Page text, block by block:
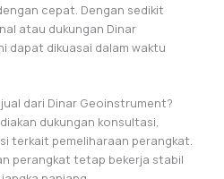
cepat. Dengan sedikit
atau dukungan Dinar
dapat dikuasai dalam waktu
dari Dinar Geoinstrument?
dukungan konsultasi,
terkait pemeliharaan perangkat.
perangkat tetap bekerja stabil